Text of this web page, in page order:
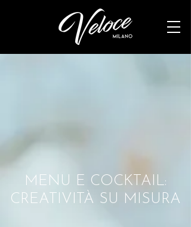
MENU E COCKTAIL:
CREATIVITÀ SU MISURA